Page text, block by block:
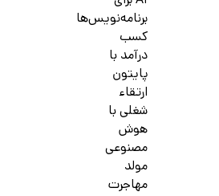
برنامه‌نویس‌ها
کسب
درآمد با
پایتون
ارتقاء
شغلی با
هوش
مصنوعی
مولد
مهاجرت